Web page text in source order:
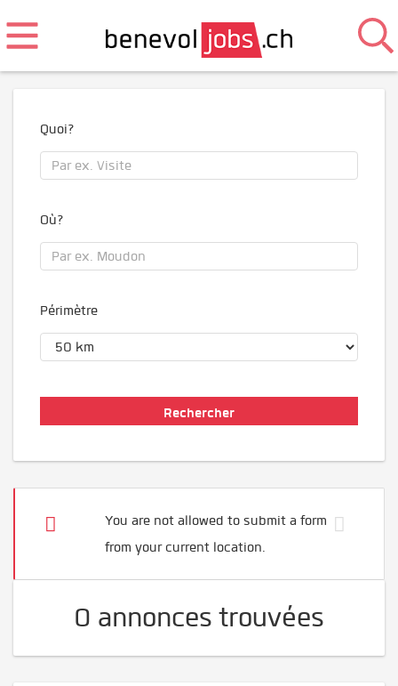
Quoi?
Où?
Périmètre
You are not allowed to submit a form
from your current location.
0 annonces trouvées